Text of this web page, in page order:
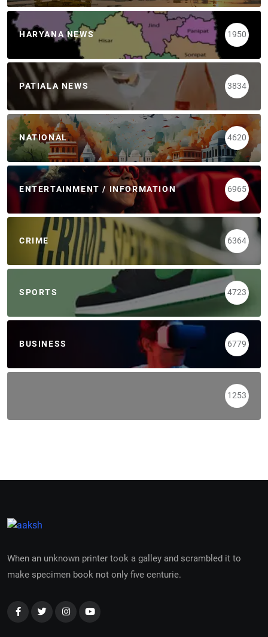
HARYANA NEWS 1950
PATIALA NEWS 3834
NATIONAL 4620
ENTERTAINMENT / INFORMATION 6965
CRIME 6364
SPORTS 4723
BUSINESS 6779
1253
When an unknown printer took a galley and scrambled it to
make specimen book not only five centurie.